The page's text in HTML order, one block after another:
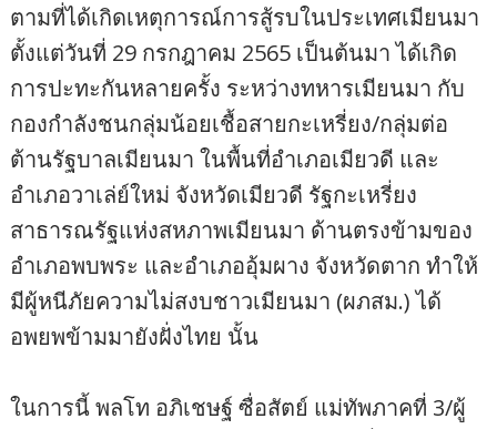
ตามที่ได้เกิดเหตุการณ์การสู้รบในประเทศเมียนมา
ตั้งแต่วันที่ 29 กรกฎาคม 2565 เป็นต้นมา ได้เกิด
การปะทะกันหลายครั้ง ระหว่างทหารเมียนมา กับ
กองกำลังชนกลุ่มน้อยเชื้อสายกะเหรี่ยง/กลุ่มต่อ
ต้านรัฐบาลเมียนมา ในพื้นที่อำเภอเมียวดี และ
อำเภอวาเล่ย์ใหม่ จังหวัดเมียวดี รัฐกะเหรี่ยง
สาธารณรัฐแห่งสหภาพเมียนมา ด้านตรงข้ามของ
อำเภอพบพระ และอำเภออุ้มผาง จังหวัดตาก ทำให้
มีผู้หนีภัยความไม่สงบชาวเมียนมา (ผภสม.) ได้
อพยพข้ามมายังฝั่งไทย นั้น
ในการนี้ พลโท อภิเชษฐ์ ซื่อสัตย์ แม่ทัพภาคที่ 3/ผู้